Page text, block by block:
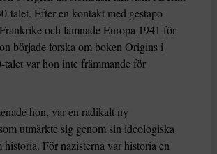
talet. Efter en kontakt med gestapo
och lämnade Europa 1941 för
började forska om boken Origins i
talet var hon inte främmande för
hon, var en radikalt ny
utmärkte sig genom sin ideologiska
För nazisterna var historia en